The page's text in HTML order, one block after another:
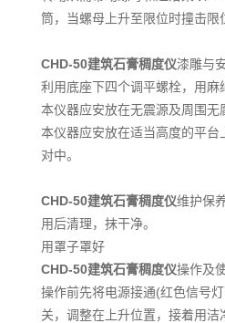
筒，当螺母上升至限位时撞击限
CHD-50建筑石膏稠度仪漆雕与
利用底座下四个调平螺栓，用麻
本仪器应安放在无震源及周围无
本仪器应安放在适当高度的平台
对中。
CHD-50建筑石膏稠度仪维护保养
用后清理，抹干净。
用罩子罩好
CHD-50建筑石膏稠度仪操作及
操作前先将电源接通(红色信号
关，调整在上升位置，接着用洁